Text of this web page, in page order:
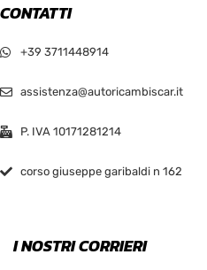
CONTATTI
+39 3711448914
assistenza@autoricambiscar.it
P. IVA 10171281214
corso giuseppe garibaldi n 162
I NOSTRI CORRIERI